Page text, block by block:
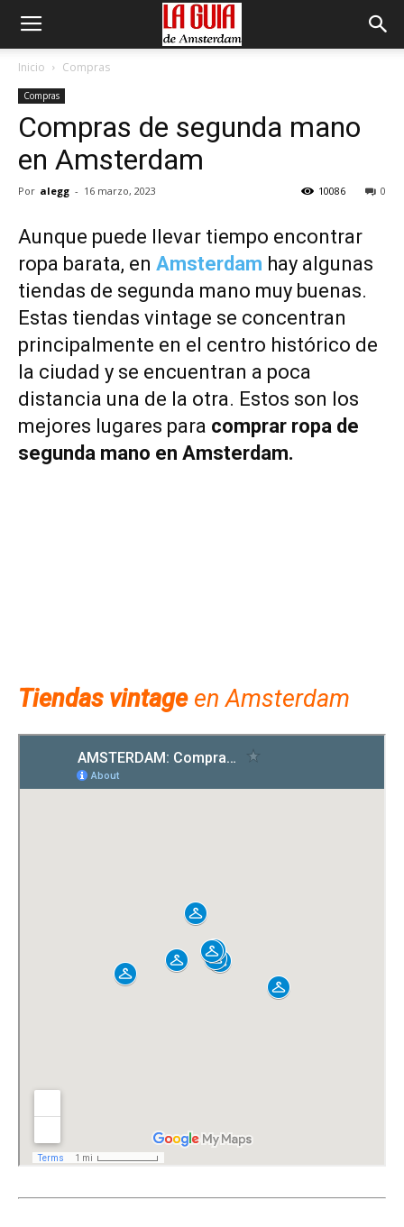
Inicio Compras
Compras
Compras de segunda mano
en Amsterdam
Por alegg - 16 marzo, 2023 0
10086
Aunque puede llevar tiempo encontrar
ropa barata, en Amsterdam hay algunas
tiendas de segunda mano muy buenas.
Estas tiendas vintage se concentran
principalmente en el centro histórico de
la ciudad y se encuentran a poca
distancia una de la otra. Estos son los
mejores lugares para comprar ropa de
segunda mano en Amsterdam.
Tiendas vintageen Amsterdam